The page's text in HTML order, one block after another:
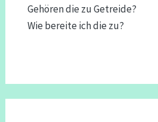
Gehören die zu Getreide?
Wie bereite ich die zu?